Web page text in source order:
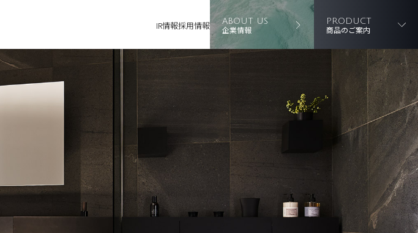
IR情報採用情報 ABOUT US
企業情報
PRODUCT
商品のご案内